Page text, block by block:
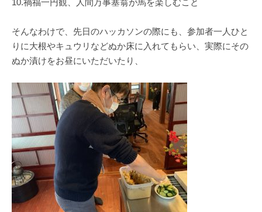
10.禍福一円観、人間万事塞翁が馬を楽しむこと
そんなわけで、先日のハッカソンの際にも、参加者一人ひと
りに大根やキュウリなどぬか床に入れてもらい、実際にその
ぬか漬けをお昼にいただいたり、